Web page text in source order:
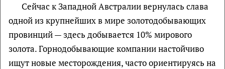
Сейчас к Западной Австралии вернулась слава
одной из крупнейших в мире золотодобывающих
провинций — здесь добывается 10% мирового
золота. Горнодобывающие компании настойчиво
ищут новые месторождения, часто ориентируясь на